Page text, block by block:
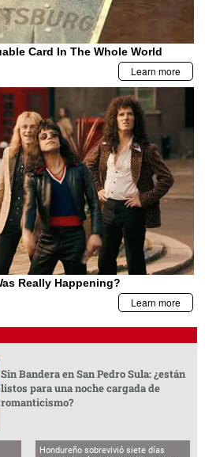
Sin Bandera en San Pedro Sula: ¿están
listos para una noche cargada de
romanticismo?
Hondureño sobrevivió siete días